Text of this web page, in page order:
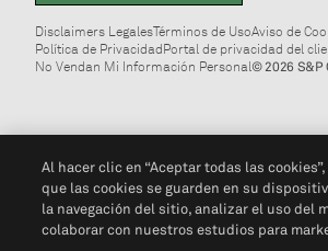
Disclaimers LegalesTérminos de UsoAviso de
Política de PrivacidadPortal de privacidad del
No Vendan Mi Información Personal© 2026 S&P
Al hacer clic en “Aceptar todas las
que las cookies se guarden en su
la navegación del sitio, analizar el uso del
colaborar con nuestros estudios para